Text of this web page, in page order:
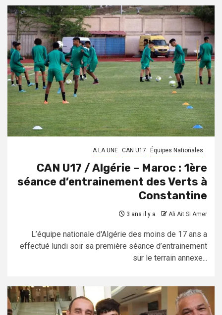
A LA UNE CAN U17 Équipes Nationales
CAN U17 / Algérie – Maroc : 1ère
séance d’entrainement des Verts à
Constantine
3 ans il y a Ali Ait Si Amer
L’équipe nationale d'Algérie des moins de 17 ans a
effectué lundi soir sa première séance d’entrainement
sur le terrain annexe...